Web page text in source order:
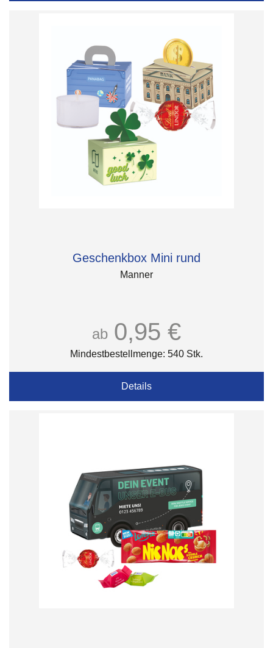
Geschenkbox Mini rund
Manner
ab 0,95 €
Mindestbestellmenge: 540 Stk.
Details